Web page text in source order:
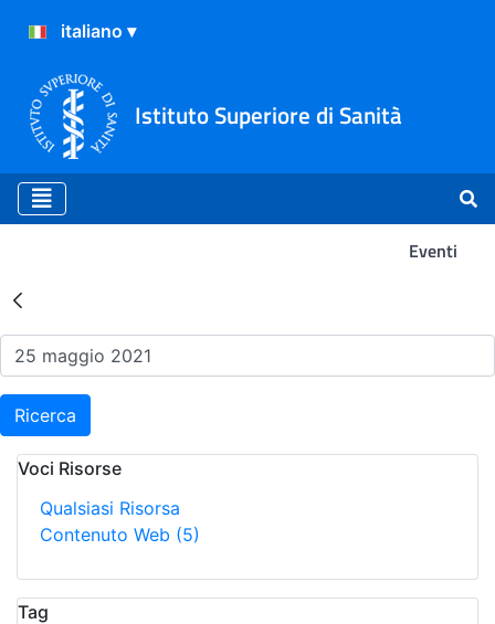
Istituto Superiore di Sanità
Eventi
Risultati della Ricerca -
Ricerca
Voci Risorse
Qualsiasi Risorsa
Contenuto Web (5)
Tag